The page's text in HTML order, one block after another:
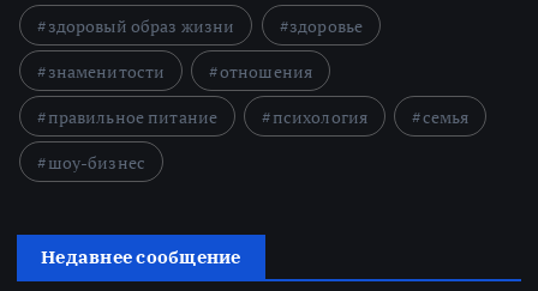
здоровый образ жизни
здоровье
знаменитости
отношения
правильное питание
психология
семья
шоу-бизнес
Недавнее сообщение